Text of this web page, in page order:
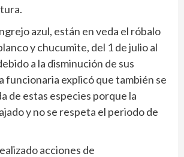
azul, están en veda el róbalo
y chucumite, del 1 de julio al
a la disminución de sus
funcionaria explicó que también se
de estas especies porque la
y no se respeta el periodo de
acciones de